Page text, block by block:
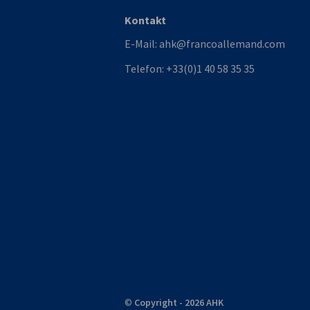
Kontakt
E-Mail: ahk@francoallemand.com
Telefon: +33(0)1 40 58 35 35
© Copyright - 2026 AHK